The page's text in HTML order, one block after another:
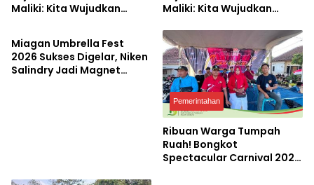
Maliki: Kita Wujudkan
Maliki: Kita Wujudkan
dengan Potensi Desa
Pemerintahan
Miagan Umbrella Fest
2026 Sukses Digelar, Niken
Salindry Jadi Magnet
Pemerintahan
Ribuan Warga Tumpah
Ruah! Bongkot
Spectacular Carnival 2026
Pemerintahan